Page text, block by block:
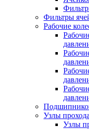
Фильтры
Рабочие
Узлы
Узлы